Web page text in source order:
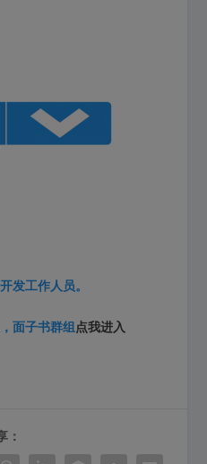
发工作人员。
，面子书群组点我进入
：